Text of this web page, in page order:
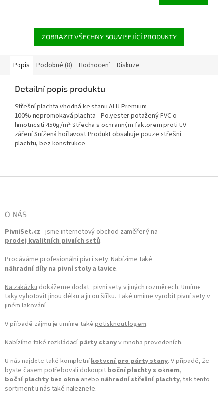
ZOBRAZIT VŠECHNY SOUVISEJÍCÍ PRODUKTY
Popis Podobné (8) Hodnocení Diskuze
Detailní popis produktu
Střešní plachta vhodná ke stanu ALU Premium
100% nepromokavá plachta - Polyester potažený PVC o
hmotnosti 450g/m² Střecha s ochranným faktorem proti UV
záření Snížená hořlavost Produkt obsahuje pouze střešní
plachtu, bez konstrukce
O NÁS
PivniSet.cz - jsme internetový obchod zaměřený na
prodej kvalitních pivních setů.
Prodáváme profesionální pivní sety. Nabízíme také
náhradní díly na pivní stoly a lavice.
Na zakázku dokážeme dodat i pivní sety v jiných rozměrech. Umíme
taky vyhotovit jinou délku a jinou šířku. Také umíme vyrobit pivní sety v
jiném lakování.
V případě zájmu je umíme také potisknout logem.
Nabízíme také rozkládací párty stanyv mnoha provedeních.
U nás najdete také kompletníkotvení pro párty stany. V případě, že
byste časem potřebovali dokoupitboční plachty s oknem,
boční plachty bez okna anebo náhradní střešní plachty, tak tento
sortiment u nás také naleznete.